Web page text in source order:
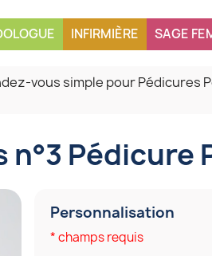
INFIRMIÈRE SAGE
vous simple pour Pédicures
n°3 Pédicure
Personnalisation
* champs requis